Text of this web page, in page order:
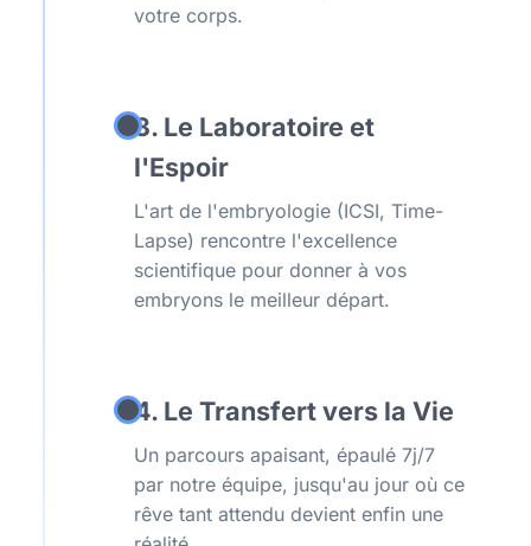
votre corps.
3. Le Laboratoire et
l'Espoir
L'art de l'embryologie (ICSI, Time-
Lapse) rencontre l'excellence
scientifique pour donner à vos
embryons le meilleur départ.
4. Le Transfert vers la Vie
Un parcours apaisant, épaulé 7j/7
par notre équipe, jusqu'au jour où ce
rêve tant attendu devient enfin une